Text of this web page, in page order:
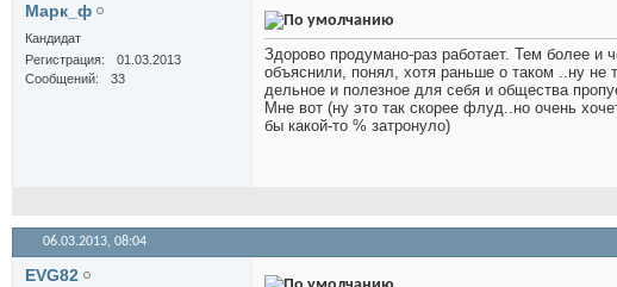
Марк_ф
Кандидат
Регистрация
01.03.2013
Сообщений
33
Здорово продумано-раз работает. Тем более и
объяснили, понял, хотя раньше о таком ..ну не
дельное и полезное для себя и общества
Мне вот (ну это так скорее флуд..но очень
бы какой-то % затронуло)
06.03.2013, 08:04
EVG82